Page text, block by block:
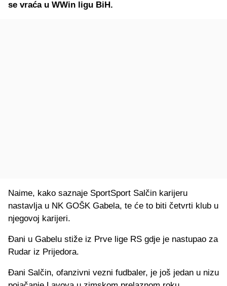
se vraća u WWin ligu BiH.
Naime, kako saznaje SportSport Salčin karijeru
nastavlja u NK GOŠK Gabela, te će to biti četvrti klub u
njegovoj karijeri.
Đani u Gabelu stiže iz Prve lige RS gdje je nastupao za
Rudar iz Prijedora.
Đani Salčin, ofanzivni vezni fudbaler, je još jedan u nizu